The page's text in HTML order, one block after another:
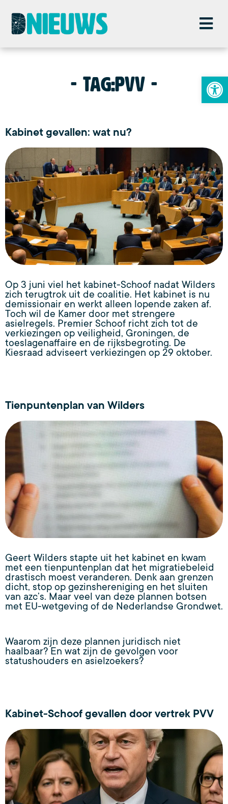
Tag:PVV
Kabinet gevallen: wat nu?
Op 3 juni viel het kabinet-Schoof nadat Wilders
zich terugtrok uit de coalitie. Het kabinet is nu
demissionair en werkt alleen lopende zaken af.
Toch wil de Kamer door met strengere
asielregels. Premier Schoof richt zich tot de
verkiezingen op veiligheid, Groningen, de
toeslagenaffaire en de rijksbegroting. De
Kiesraad adviseert verkiezingen op 29 oktober.
Tienpuntenplan van Wilders
Geert Wilders stapte uit het kabinet en kwam
met een tienpuntenplan dat het migratiebeleid
drastisch moest veranderen. Denk aan grenzen
dicht, stop op gezinshereniging en het sluiten
van azc’s. Maar veel van deze plannen botsen
met EU-wetgeving of de Nederlandse Grondwet.
Waarom zijn deze plannen juridisch niet
haalbaar? En wat zijn de gevolgen voor
statushouders en asielzoekers?
Kabinet-Schoof gevallen door vertrek PVV